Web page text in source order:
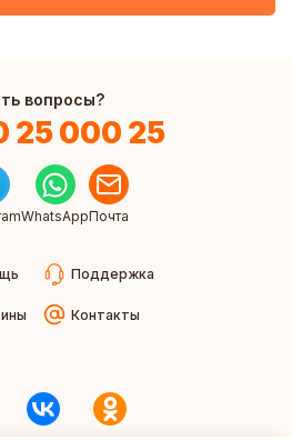
вопросы?
25 000 25
WhatsAppПочта
Поддержка
Контакты